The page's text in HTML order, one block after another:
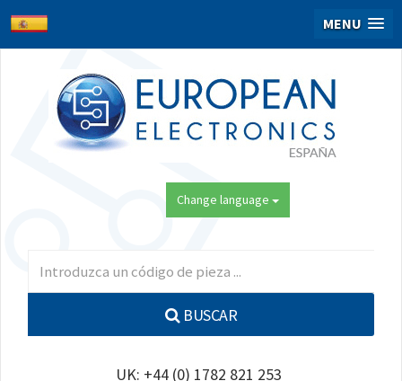
MENU
Change language
BUSCAR
UK: +44 (0) 1782 821 253